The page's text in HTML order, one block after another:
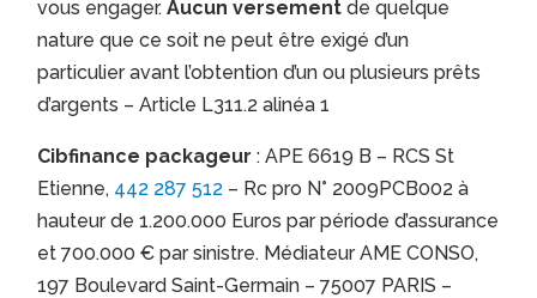
vous engager.Aucun versement de quelque
nature que ce soit ne peut être exigé d’un
particulier avant l’obtention d’un ou plusieurs prêts
d’argents – Article L311.2 alinéa 1
Cibfinance packageur : APE 6619 B – RCS St
Etienne, 442 287 512 – Rc pro N° 2009PCB002 à
hauteur de 1.200.000 Euros par période d’assurance
et 700.000 € par sinistre. Médiateur AME CONSO,
197 Boulevard Saint-Germain – 75007 PARIS –